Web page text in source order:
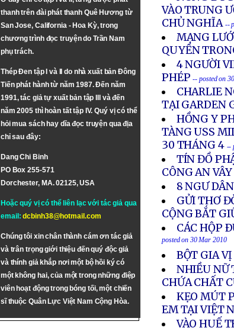
thanh trên đài phát thanh Quê Hương từ
San Jose, California - Hoa Kỳ, trong
chương trình đọc truyện do Trần Nam
phụ trách.
Thép Đen tập I và II do nhà xuất bản Đông
Tiến phát hành từ năm 1987. Đến năm
1991, tác giả tự xuất bản tập III và đến
năm 2005 thì hoàn tất tập IV. Quý vị có thể
hỏi mua sách hay dĩa đọc truyện qua địa
chỉ sau đây:
Dang Chi Binh
PO Box 255-571
Dorchester, MA. 02125, USA
Hoặc quý vị có thể liên lạc với tác giả qua
email:dcbinh38@hotmail.com
Chúng tôi xin chân thành cám ơn tác giả
và trân trọng giới thiệu đến quý độc giả
và thính giả khắp nơi một bộ hồi ký có
một không hai, của một trong những điệp
viên hoạt động trong bóng tối, một chiến
sĩ thuộc Quân Lực Việt Nam Cộng Hòa.
VÀO TRUNG
CHỦ NGHĨA --
MẠNG
QUYỀN
4 NGƯỜI
PHÉP -- posted on
CHARLIE
TẠI GARDEN
HỒNG Y
TÀNG USS
30 THÁNG 4 --
TÍN ĐỒ
CÔNG AN
8 NGƯ
GỬI THƠ
CỘNG BẮT
CÁC HỘP
posted on 30 Mar 2010
BỘT GIA
NHIỀU NỮ
CHỨA CHẤT
KẸO MÚT
EM TẠI VIỆT
VÀO HUẾ